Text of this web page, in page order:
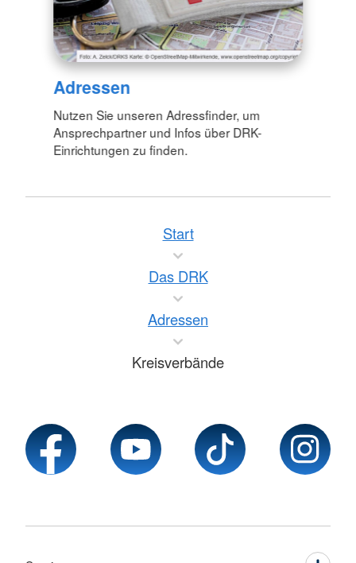
Adressen
Nutzen Sie unseren Adressfinder, um
Ansprechpartner und Infos über DRK-
Einrichtungen zu finden.
Start
Das DRK
Adressen
Kreisverbände